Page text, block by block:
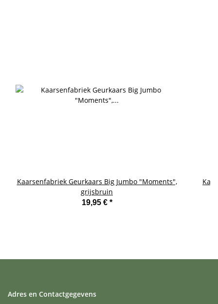
Kaarsenfabriek Geurkaars Big Jumbo "Moments",
grijsbruin
19,95 € *
Adres en Contactgegevens